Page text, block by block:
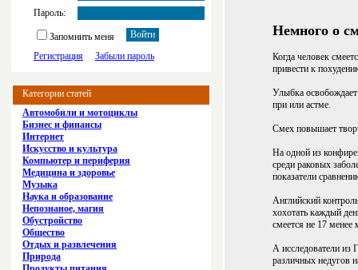
Пароль:
Запомнить меня
Регистрация
Забыли пароль
Категории статей
Автомобили и мотоциклы
Бизнес и финансы
Интернет
Искусство и культура
Компьютер и периферия
Медицина и здоровье
Музыка
Наука и образование
Непознаное, магия
Обустройство
Общество
Отдых и развлечения
Природа
Немного о
Когда человек
привести к
Улыбка освобождает
при или астме.
Смех повышает
На одной из
среди раковых
показатели
Английский
хохотать каждый
смеется не 17 менее
А исследователи из
различных недугов